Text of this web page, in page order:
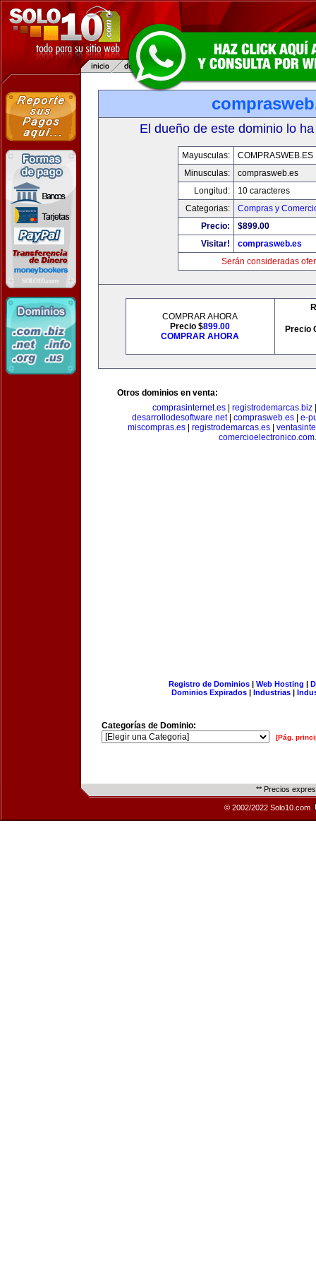
El dueño de este dominio lo
Mayusculas:
COMPRASWEB.ES
Minusculas:
comprasweb.es
Longitud:
10 caracteres
Categorias:
Compras y
Precio:
$899.00
Visitar!
comprasweb.es
Serán consideradas
COMPRAR AHORA
Precio $899.00
COMPRAR AHORA
Precio
Otros dominios en venta:
comprasinternet.es
registrodemarcas.biz
desarrollodesoftware.net| comprasweb.es| e-
miscompras.es
registrodemarcas.es
Registro de Dominios| Web Hosting |
Dominios Expirados | Industrias |
Categorías de Dominio:
[Pág.
** Precios
© 2002/2022 Solo10.com